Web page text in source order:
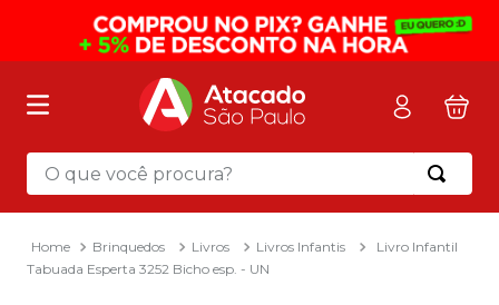
O que você procura?
Brinquedos Livros Livros Infantis
Livro Infantil
Tabuada Esperta 3252 Bicho esp. - UN
Termos mais buscados
mochila
2º sacola